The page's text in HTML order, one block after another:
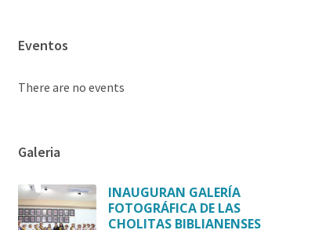
Eventos
There are no events
Galeria
INAUGURAN GALERÍA
FOTOGRÁFICA DE LAS
CHOLITAS BIBLIANENSES